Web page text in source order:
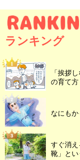
ランキング
「挨拶
の育て方
なにも
すぐ消
靴」と